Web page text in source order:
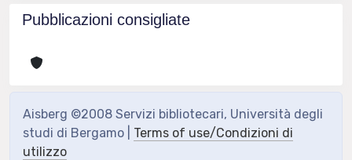
Pubblicazioni consigliate
Aisberg ©2008 Servizi bibliotecari, Università degli
studi di Bergamo | Terms of use/Condizioni di
utilizzo